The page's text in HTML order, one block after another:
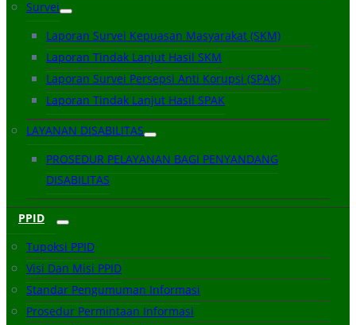
Survei
Laporan Survei Kepuasan Masyarakat (SKM)
Laporan Tindak Lanjut Hasil SKM
Laporan Survei Persepsi Anti Korupsi (SPAK)
Laporan Tindak Lanjut Hasil SPAK
LAYANAN DISABILITAS
PROSEDUR PELAYANAN BAGI PENYANDANG
DISABILITAS
PPID
Tupoksi PPID
Visi Dan Misi PPID
Standar Pengumuman Informasi
Prosedur Permintaan Informasi